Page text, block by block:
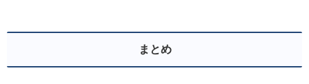
まとめ